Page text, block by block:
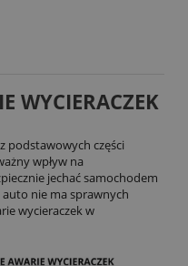
WYCIERACZEK
podstawowych części
wpływ na
jechać samochodem
nie ma sprawnych
wycieraczek w